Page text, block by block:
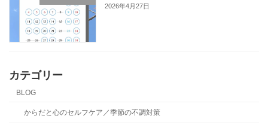
2026年4月27日
カテゴリー
BLOG
からだと心のセルフケア／季節の不調対策